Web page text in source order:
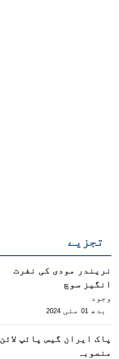
تجزیے
نریندر مودی کی نفرت
انگیز سوچ
وجود
بدھ
01 مئی 2024
پاک ایران گیس پائپ لائن
منصوبہ